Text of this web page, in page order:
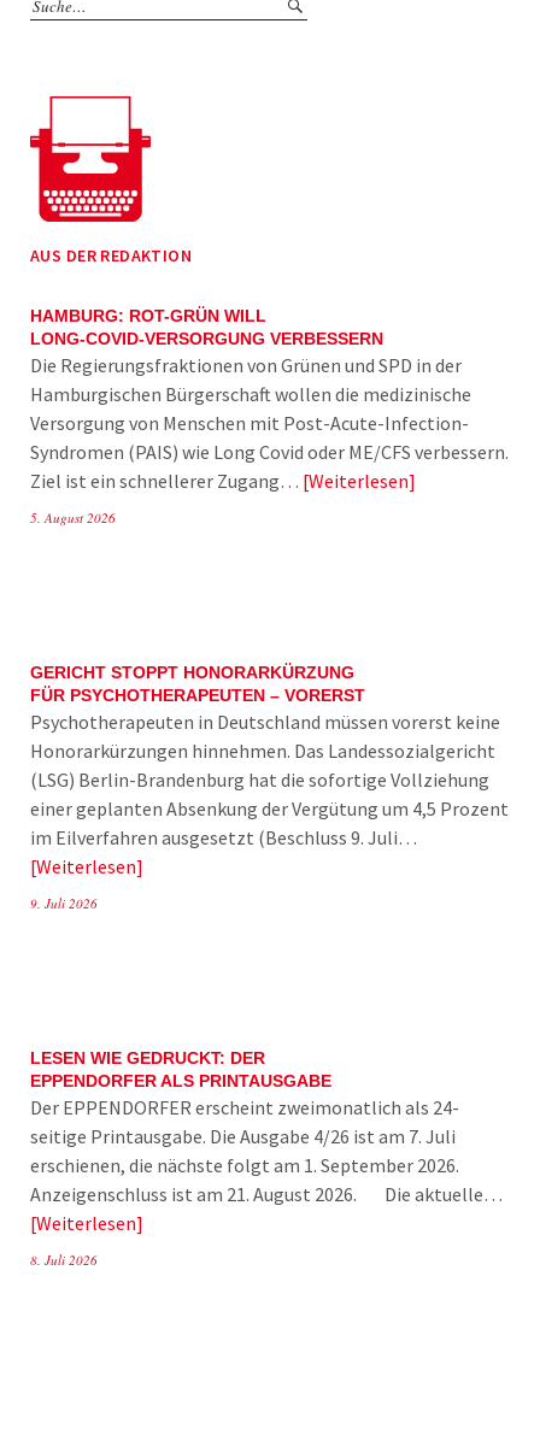
AUS DER REDAKTION
HAMBURG: ROT-GRÜN WILL
LONG-COVID-VERSORGUNG VERBESSERN
Die Regierungsfraktionen von Grünen und SPD in der
Hamburgischen Bürgerschaft wollen die medizinische
Versorgung von Menschen mit Post-Acute-Infection-
Syndromen (PAIS) wie Long Covid oder ME/CFS verbessern.
Ziel ist ein schnellerer Zugang… Weiterlesen
5. August 2026
GERICHT STOPPT HONORARKÜRZUNG
FÜR PSYCHOTHERAPEUTEN – VORERST
Psychotherapeuten in Deutschland müssen vorerst keine
Honorarkürzungen hinnehmen. Das Landessozialgericht
(LSG) Berlin-Brandenburg hat die sofortige Vollziehung
einer geplanten Absenkung der Vergütung um 4,5 Prozent
im Eilverfahren ausgesetzt (Beschluss 9. Juli…
Weiterlesen
9. Juli 2026
LESEN WIE GEDRUCKT: DER
EPPENDORFER ALS PRINTAUSGABE
Der EPPENDORFER erscheint zweimonatlich als 24-
seitige Printausgabe. Die Ausgabe 4/26 ist am 7. Juli
erschienen, die nächste folgt am 1. September 2026.
Anzeigenschluss ist am 21. August 2026. Die aktuelle…
Weiterlesen
8. Juli 2026